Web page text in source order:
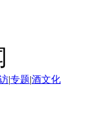
|专题|酒文化